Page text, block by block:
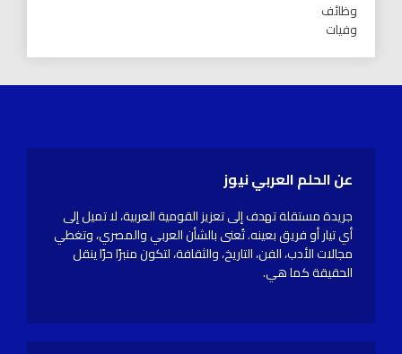
وظائف
وفيات
عن الحلم العربي نيوز
جريدة مستقلة تهدف إلى تعزيز القومية العربية، لا تميل إلى
أي تيار أو فريق بعينه. تُعنى بالشأن العربي والمصري، وتغطي
مجالات الأدب، الفن، التاريخ، والثقافة، لتكون منبرًا حرًا ينقل
الحقيقة كما هي.